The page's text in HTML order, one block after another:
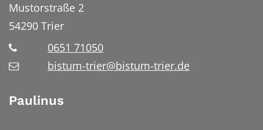
Mustorstraße 2
54290 Trier
0651 71050
bistum-trier@bistum-trier.de
Paulinus